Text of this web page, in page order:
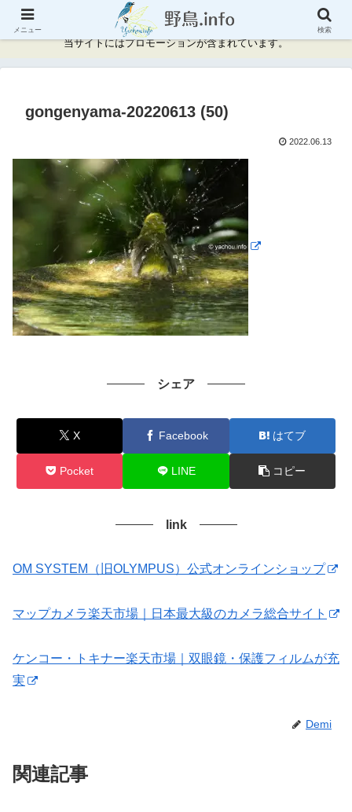
神奈川県周辺の野鳥情報と記録
当サイトにはプロモーションが含まれています。
gongenyama-20220613 (50)
2022.06.13
シェア
X Facebook はてブ
Pocket LINE コピー
link
OM SYSTEM（旧OLYMPUS）公式オンラインショップ
マップカメラ楽天市場｜日本最大級のカメラ総合サイト
ケンコー・トキナー楽天市場｜双眼鏡・保護フィルムが充
実
Demi
関連記事
メニュー 検索